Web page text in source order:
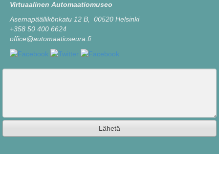
Virtuaalinen Automaatiomuseo
Asemapäällikönkatu 12 B, 00520 Helsinki
+358 50 400 6624
office@automaatioseura.fi
Lähetä